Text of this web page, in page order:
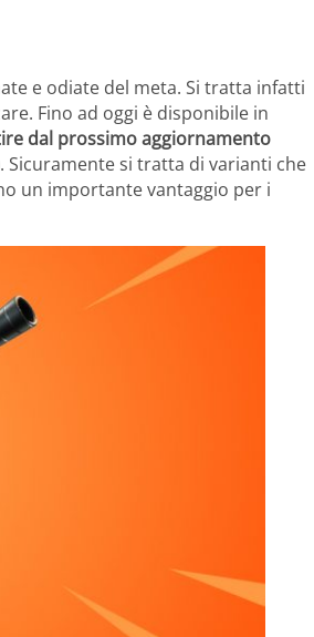
e odiate del meta. Si tratta infatti
Fino ad oggi è disponibile in
dal prossimo aggiornamento
. Sicuramente si tratta di varianti che
un importante vantaggio per i